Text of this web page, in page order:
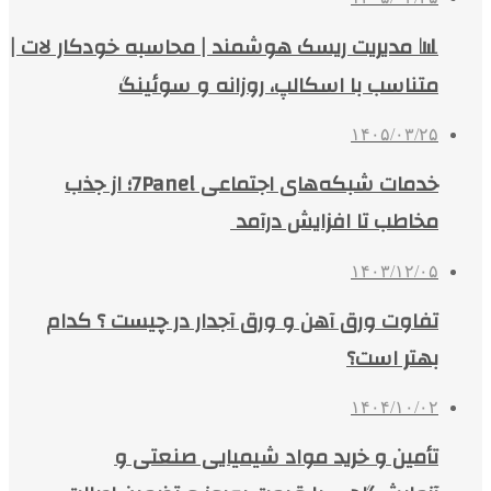
📊 مدیریت ریسک هوشمند | محاسبه خودکار لات |
متناسب با اسکالپ، روزانه و سوئینگ
۱۴۰۵/۰۳/۲۵
خدمات شبکه‌های اجتماعی 7Panel؛ از جذب
مخاطب تا افزایش درآمد
۱۴۰۳/۱۲/۰۵
تفاوت ورق آهن و ورق آجدار در چیست ؟ کدام
بهتر است؟
۱۴۰۴/۱۰/۰۲
تأمین و خرید مواد شیمیایی صنعتی و